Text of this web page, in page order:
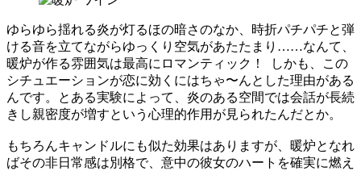
ゆらゆら揺れる炎が灯るほの暗さのなか、時折パチパチと弾
ける音を立てながらゆっくり空気があたたまり……なんて、
暖炉が作る雰囲気は最高にロマンティック！ しかも、この
シチュエーションが恋に効くにはちゃ〜んとした理由がある
んです。とある実験によって、炎のある空間では会話が長続
きし親密度が増すという心理的作用が見られたんだとか。
もちろんキャンドルにも似た効果はありますが、暖炉となれ
ばその非日常感は別格で、意中の彼女のハートを確実に燃え